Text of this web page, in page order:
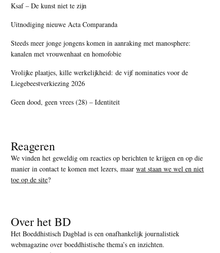
Ksaf – De kunst niet te zijn
Uitnodiging nieuwe Acta Comparanda
Steeds meer jonge jongens komen in aanraking met manosphere:
kanalen met vrouwenhaat en homofobie
Vrolijke plaatjes, kille werkelijkheid: de vijf nominaties voor de
Liegebeestverkiezing 2026
Geen dood, geen vrees (28) – Identiteit
Reageren
We vinden het geweldig om reacties op berichten te krijgen en op die
manier in contact te komen met lezers, maarwat staan we wel en niet
toe op de site?
Over het BD
Het Boeddhistisch Dagblad is een onafhankelijk journalistiek
webmagazine over boeddhistische thema’s en inzichten.